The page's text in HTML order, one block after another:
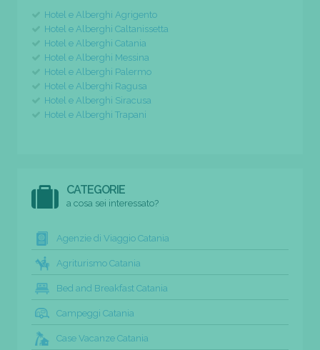
Hotel e Alberghi Agrigento
Hotel e Alberghi Caltanissetta
Hotel e Alberghi Catania
Hotel e Alberghi Messina
Hotel e Alberghi Palermo
Hotel e Alberghi Ragusa
Hotel e Alberghi Siracusa
Hotel e Alberghi Trapani
CATEGORIE
a cosa sei interessato?
Agenzie di Viaggio Catania
Agriturismo Catania
Bed and Breakfast Catania
Campeggi Catania
Case Vacanze Catania